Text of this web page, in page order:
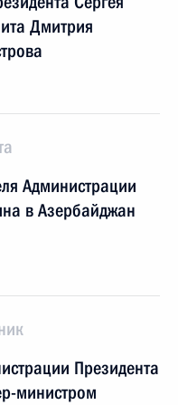
Дмитрия
Администрации
в Азербайджан
Президента
министром